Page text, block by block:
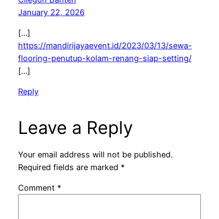
January 22, 2026
[…]
https://mandirijayaevent.id/2023/03/13/sewa-
flooring-penutup-kolam-renang-siap-setting/
[…]
Reply
Leave a Reply
Your email address will not be published.
Required fields are marked *
Comment *